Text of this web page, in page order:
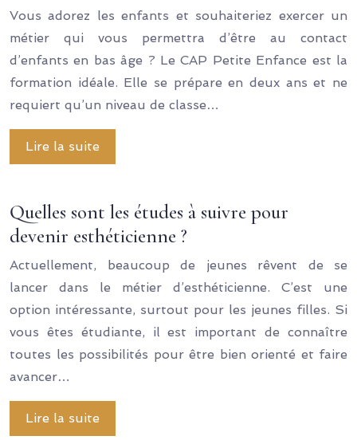
Vous adorez les enfants et souhaiteriez exercer un
métier qui vous permettra d’être au contact
d’enfants en bas âge ? Le CAP Petite Enfance est la
formation idéale. Elle se prépare en deux ans et ne
requiert qu’un niveau de classe…
Lire la suite
Quelles sont les études à suivre pour
devenir esthéticienne ?
Actuellement, beaucoup de jeunes rêvent de se
lancer dans le métier d’esthéticienne. C’est une
option intéressante, surtout pour les jeunes filles. Si
vous êtes étudiante, il est important de connaître
toutes les possibilités pour être bien orienté et faire
avancer…
Lire la suite